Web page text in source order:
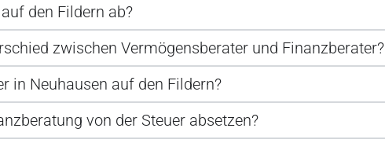
den Fildern ab?
zwischen Vermögensberater und Finanzberater?
in Neuhausen auf den Fildern?
von der Steuer absetzen?